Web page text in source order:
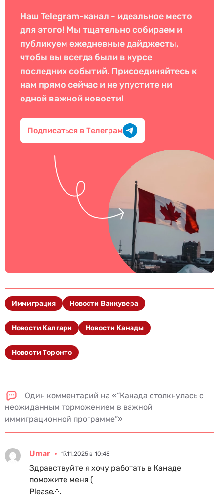
Наш Telegram-канал - идеальное место
для этого! Мы тщательно собираем и
публикуем ежедневные дайджесты,
чтобы вы всегда были в курсе
последних событий. Присоединяйтесь к
нам прямо сейчас и не упустите ни
одной важной новости!
Подписаться в Телеграм
Иммиграция Новости Ванкувера
Новости Калгари Новости Канады
Новости Торонто
Один комментарий на «“Канада столкнулась с
неожиданным торможением в важной
иммиграционной программе”»
Umar 17.11.2025 в 10:48
Здравствуйте я хочу работать в Канаде
поможите меня (
Please🙏